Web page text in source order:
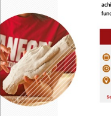
Transferencia
Tarifas
Grado